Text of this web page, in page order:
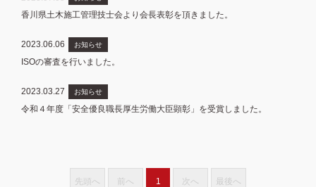
香川県土木施工管理技士会より会長表彰を頂きました。
2023.06.06 お知らせ
ISOの審査を行いました。
2023.03.27 お知らせ
令和４年度「安全優良職長厚生労働大臣顕彰」を受賞しました。
先頭へ 前へ 1 次へ 最後へ